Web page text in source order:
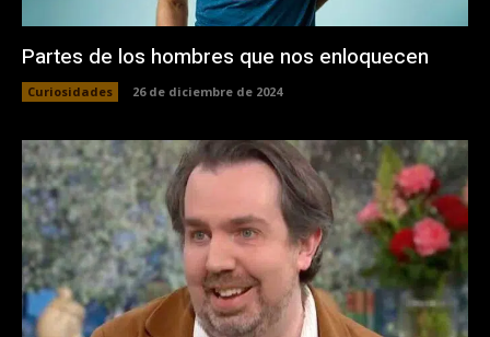
Partes de los hombres que nos enloquecen
Curiosidades 26 de diciembre de 2024